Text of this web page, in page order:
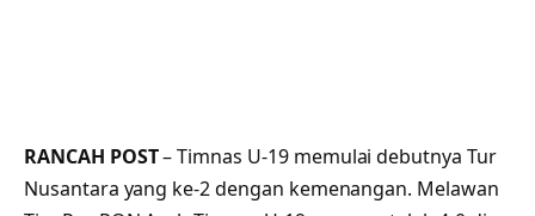
RANCAH POST– Timnas U-19 memulai debutnya Tur
Nusantara yang ke-2 dengan kemenangan. Melawan